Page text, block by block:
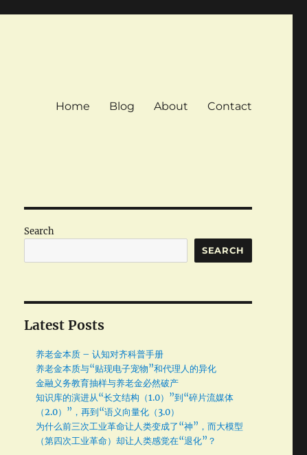
Home Blog About Contact
Search
SEARCH
Latest Posts
养老金本质 – 认知对齐科普手册
养老金本质与“贴现电子宠物”和代理人的异化
金融义务教育抽样与养老金必然破产
知识库的演进从“长文结构（1.0）”到“碎片流媒体
（2.0）”，再到“语义向量化（3.0）
为什么前三次工业革命让人类变成了“神”，而大模型
（第四次工业革命）却让人类感觉在“退化”？